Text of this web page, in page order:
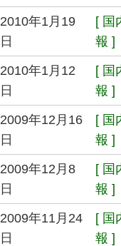
2010年1月19
日
[ 国
報 ]
2010年1月12
日
[ 国
報 ]
2009年12月16
日
[ 国
報 ]
2009年12月8
日
[ 国
報 ]
2009年11月24
日
[ 国
報 ]